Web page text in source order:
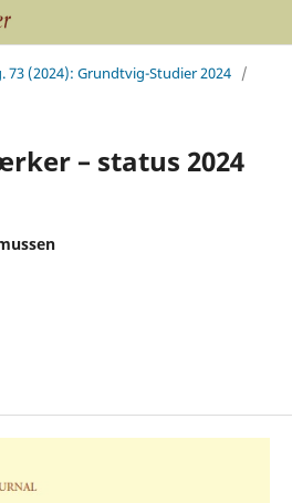
73 (2024): Grundtvig-Studier 2024 /
– status 2024